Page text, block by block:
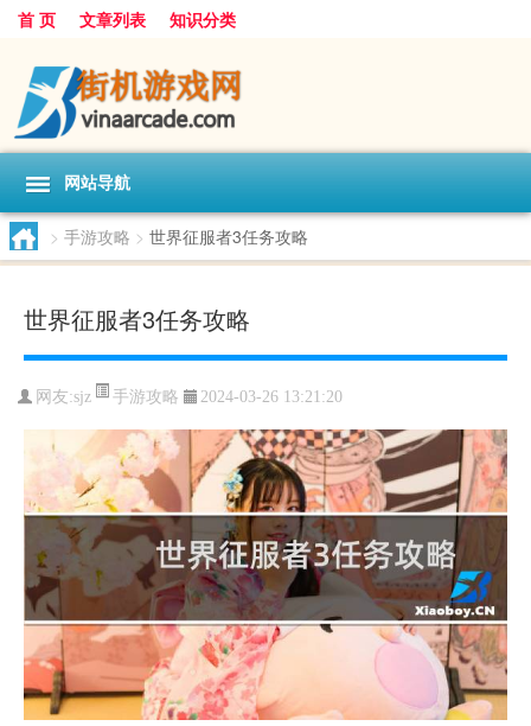
首 页 文章列表 知识分类
网站导航
> 手游攻略 > 世界征服者3任务攻略
世界征服者3任务攻略
网友:sjz 手游攻略 2024-03-26 13:21:20